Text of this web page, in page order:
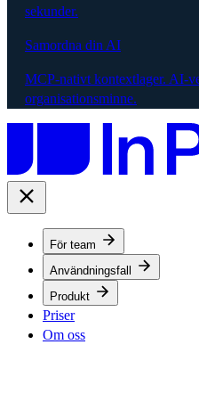
sekunder.
Samordna din AI
MCP-nativt kontextlager. AI-
organisationsminne.
För team
Användningsfall
Produkt
Priser
Om oss